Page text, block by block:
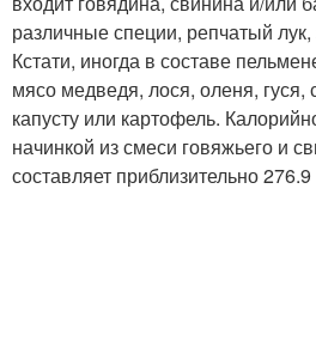
различные специи, репчатый лук,
Кстати, иногда в составе
мясо медведя, лося, оленя, гуся,
капусту или картофель.
начинкой из смеси говяжьего и
составляет приблизительно